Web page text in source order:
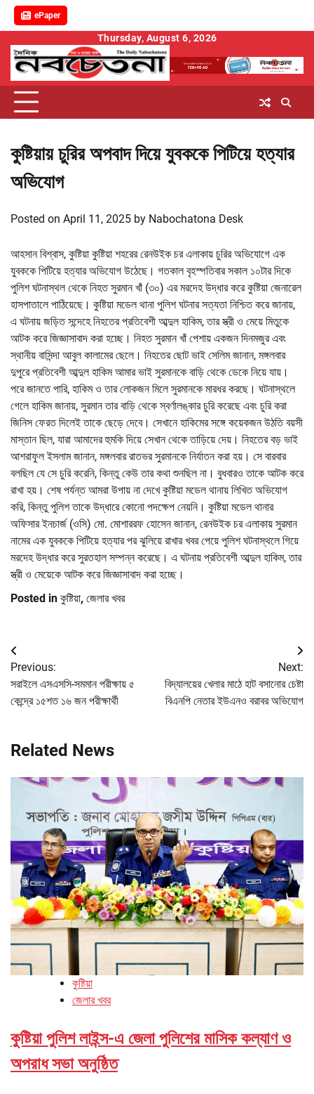
ePaper
content
Thursday, August 6, 2026
কুষ্টিয়ায় চুরির অপবাদ দিয়ে যুবককে পিটিয়ে হত্যার
অভিযোগ
Posted on April 11, 2025 by Nabochatona Desk
আহসান বিশ্বাস, কুষ্টিয়া কুষ্টিয়া শহরের রেনউইক চর এলাকায় চুরির অভিযোগে এক
যুবককে পিটিয়ে হত্যার অভিযোগ উঠেছে। গতকাল বৃহস্পতিবার সকাল ১০টার দিকে
পুলিশ ঘটনাস্থল থেকে নিহত সুরমান খাঁ (৩০) এর মরদেহ উদ্ধার করে কুষ্টিয়া জেনারেল
হাসপাতালে পাঠিয়েছে। কুষ্টিয়া মডেল থানা পুলিশ ঘটনার সত্যতা নিশ্চিত করে জানায়,
এ ঘটনায় জড়িত সন্দেহে নিহতের প্রতিবেশী আব্দুল হাকিম, তার স্ত্রী ও মেয়ে মিতুকে
আটক করে জিজ্ঞাসাবাদ করা হচ্ছে। নিহত সুরমান খাঁ পেশায় একজন দিনমজুর এবং
স্থানীয় বাসিন্দা আবুল কালামের ছেলে। নিহতের ছোট ভাই সেলিম জানান, মঙ্গলবার
দুপুরে প্রতিবেশী আব্দুল হাকিম আমার ভাই সুরমানকে বাড়ি থেকে ডেকে নিয়ে যায়।
পরে জানতে পারি, হাকিম ও তার লোকজন মিলে সুরমানকে মারধর করছে। ঘটনাস্থলে
গেলে হাকিম জানায়, সুরমান তার বাড়ি থেকে স্বর্ণালঙ্কার চুরি করেছে এবং চুরি করা
জিনিস ফেরত দিলেই তাকে ছেড়ে দেবে। সেখানে হাকিমের সঙ্গে কয়েকজন উঠতি বয়সী
মাস্তান ছিল, যারা আমাদের হুমকি দিয়ে সেখান থেকে তাড়িয়ে দেয়। নিহতের বড় ভাই
আশরাফুল ইসলাম জানান, মঙ্গলবার রাতভর সুরমানকে নির্যাতন করা হয়। সে বারবার
বলছিল যে সে চুরি করেনি, কিন্তু কেউ তার কথা শুনছিল না। বুধবারও তাকে আটক করে
রাখা হয়। শেষ পর্যন্ত আমরা উপায় না দেখে কুষ্টিয়া মডেল থানায় লিখিত অভিযোগ
করি, কিন্তু পুলিশ তাকে উদ্ধারে কোনো পদক্ষেপ নেয়নি। কুষ্টিয়া মডেল থানার
অফিসার ইনচার্জ (ওসি) মো. মোশাররফ হোসেন জানান, রেনউইক চর এলাকায় সুরমান
নামের এক যুবককে পিটিয়ে হত্যার পর ঝুলিয়ে রাখার খবর পেয়ে পুলিশ ঘটনাস্থলে গিয়ে
মরদেহ উদ্ধার করে সুরতহাল সম্পন্ন করেছে। এ ঘটনায় প্রতিবেশী আব্দুল হাকিম, তার
স্ত্রী ও মেয়েকে আটক করে জিজ্ঞাসাবাদ করা হচ্ছে।
Posted in কুষ্টিয়া, জেলার খবর
Post
navigation
Previous:
সরাইলে এসএসসি-সমমান পরীক্ষায় ৫
কেন্দ্রে ১৫শত ১৬ জন পরীক্ষার্থী
Next:
বিদ্যালয়ের খেলার মাঠে হাট বসানোর চেষ্টা
বিএনপি নেতার ইউএনও বরাবর অভিযোগ
Related News
কুষ্টিয়া
জেলার খবর
কুষ্টিয়া পুলিশ লাইন্স-এ জেলা পুলিশের মাসিক কল্যাণ ও
অপরাধ সভা অনুষ্ঠিত